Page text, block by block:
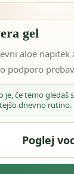
gel
aloe napitek
podporo
je, če temo gledaš
dnevno rutino.
Poglej